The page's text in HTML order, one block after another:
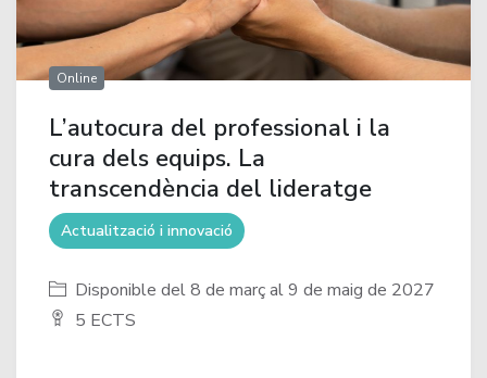
Online
L’autocura del professional i la
cura dels equips. La
transcendència del lideratge
Actualització i innovació
Disponible del 8 de març al 9 de maig de 2027
5 ECTS